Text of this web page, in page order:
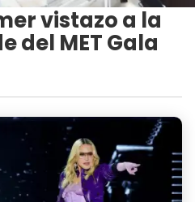
vistazo a la
del MET Gala